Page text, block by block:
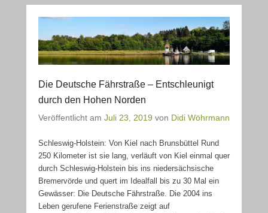
Die Deutsche Fährstraße – Entschleunigt
durch den Hohen Norden
Veröffentlicht am Juli 23, 2019 von Didi Wöhrmann
Schleswig-Holstein: Von Kiel nach Brunsbüttel Rund
250 Kilometer ist sie lang, verläuft von Kiel einmal quer
durch Schleswig-Holstein bis ins niedersächsische
Bremervörde und quert im Idealfall bis zu 30 Mal ein
Gewässer: Die Deutsche Fährstraße. Die 2004 ins
Leben gerufene Ferienstraße zeigt auf